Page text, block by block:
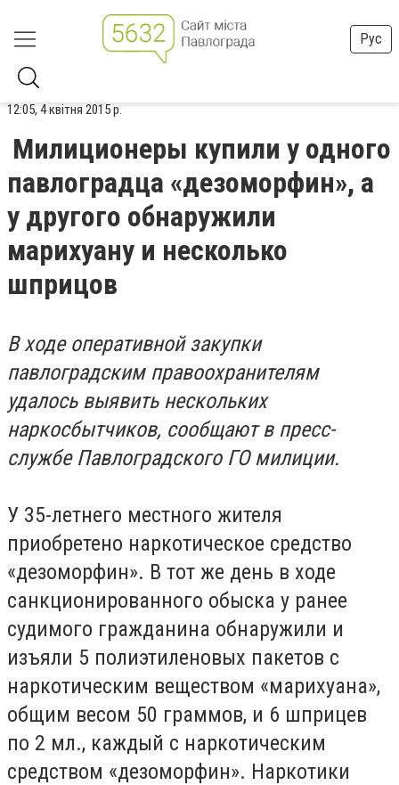
Рус
12:05, 4 квітня 2015 р.
Милиционеры купили у одного
павлоградца «дезоморфин», а
у другого обнаружили
марихуану и несколько
шприцов
В ходе оперативной закупки
павлоградским правоохранителям
удалось выявить нескольких
наркосбытчиков, сообщают в пресс-
службе Павлоградского ГО милиции.
У 35-летнего местного жителя
приобретено наркотическое средство
«дезоморфин». В тот же день в ходе
санкционированного обыска у ранее
судимого гражданина обнаружили и
изъяли 5 полиэтиленовых пакетов с
наркотическим веществом «марихуана»,
общим весом 50 граммов, и 6 шприцев
по 2 мл., каждый с наркотическим
средством «дезоморфин». Наркотики